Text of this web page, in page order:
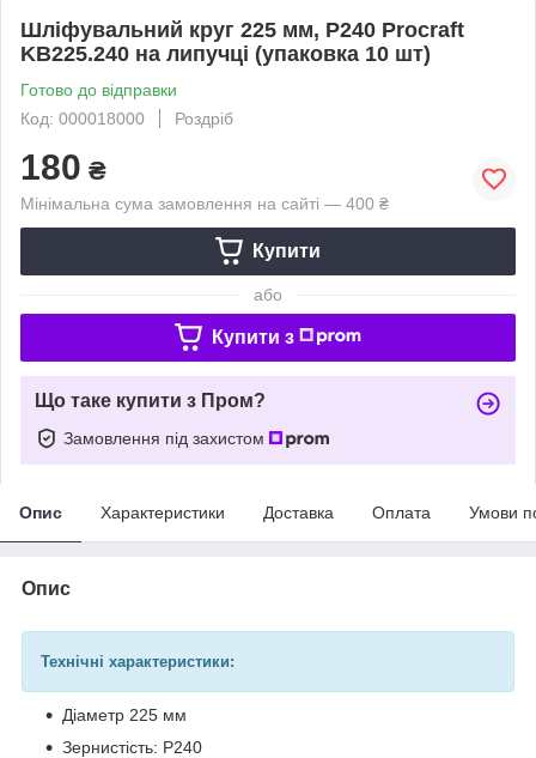
Шліфувальний круг 225 мм, P240 Procraft
KB225.240 на липучці (упаковка 10 шт)
Готово до відправки
Код: 000018000
Роздріб
180 ₴
Мінімальна сума замовлення на сайті — 400 ₴
Купити
або
Купити з
Що таке купити з Пром?
Замовлення під захистом
Опис Характеристики Доставка Оплата Умови
Опис
Технічні характеристики:
Діаметр 225 мм
Зернистість: P240